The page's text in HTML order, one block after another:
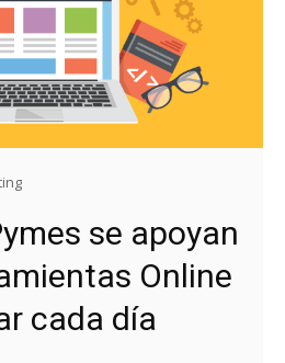
se apoyan
Online
cada día